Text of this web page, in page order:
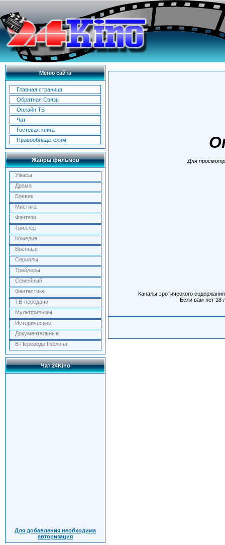
Меню сайта
Главная страница
Обратная Связь
Онлайн ТВ
Чат
Гостевая книга
Правообладателям
Жанры фильмов
Ужасы
Драма
Боевик
Мистика
Фэнтези
Триллер
Комедия
Военные
Сериалы
Трейлеры
Семейный
Фантастика
ТВ-передачи
Мультфильмы
Исторические
Документальные
В Переводе Гоблина
Чат 24Kino
Для добавления необходима
авторизация
Для
Каналы эротического
Если вам нет 18